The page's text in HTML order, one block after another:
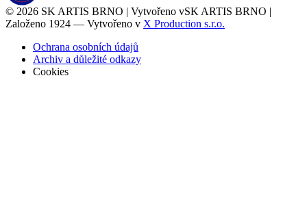
© 2026 SK ARTIS BRNO | Vytvořeno vSK ARTIS BRNO |
Založeno 1924 — Vytvořeno v X Production s.r.o.
Ochrana osobních údajů
Archiv a důležité odkazy
Cookies